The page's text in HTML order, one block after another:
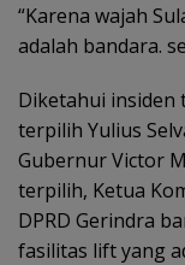
“Karena wajah
adalah bandara.
Diketahui insiden
terpilih Yulius
Gubernur Victor
terpilih, Ketua
DPRD Gerindra
fasilitas lift yang